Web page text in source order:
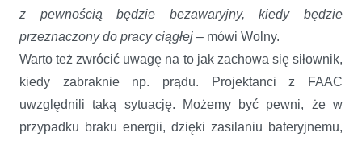
z pewnością będzie bezawaryjny, kiedy będzie
przeznaczony do pracy ciągłej – mówi Wolny.
Warto też zwrócić uwagę na to jak zachowa się siłownik,
kiedy zabraknie np. prądu. Projektanci z FAAC
uwzględnili taką sytuację. Możemy być pewni, że w
przypadku braku energii, dzięki zasilaniu bateryjnemu,